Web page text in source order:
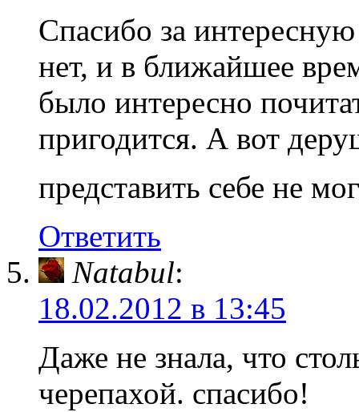
Спасибо за
нет, и в ближайшее
было интересно
пригодится. А вот
представить себе не
Ответить
Natabul:
18.02.2012 в 13:45
Даже не знала, что
черепахой. спасибо!